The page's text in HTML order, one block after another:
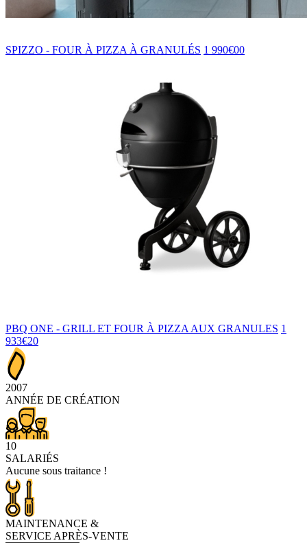
SPIZZO - FOUR À PIZZA À GRANULÉS 1 990€00
PBQ ONE - GRILL ET FOUR À PIZZA AUX GRANULES 1
933€20
2007
ANNÉE DE CRÉATION
10
SALARIÉS
Aucune sous traitance !
MAINTENANCE &
SERVICE APRÈS-VENTE